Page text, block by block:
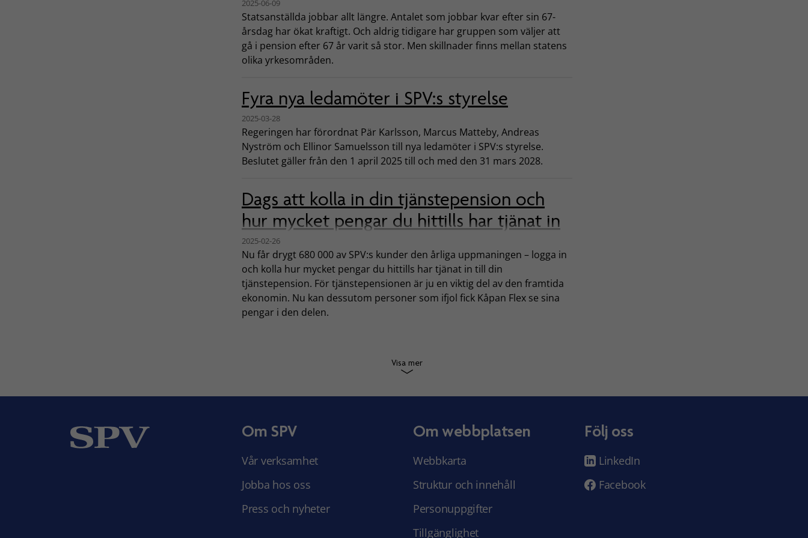
2025-06-09
Statsanställda jobbar allt längre. Antalet som jobbar kvar efter sin 67-
årsdag har ökat kraftigt. Och aldrig tidigare har gruppen som väljer att
gå i pension efter 67 år varit så stor. Men skillnader finns mellan statens
olika yrkesområden.
Fyra nya ledamöter i SPV:s styrelse
2025-03-28
Regeringen har förordnat Pär Karlsson, Marcus Matteby, Andreas
Nyström och Ellinor Samuelsson till nya ledamöter i SPV:s styrelse.
Beslutet gäller från den 1 april 2025 till och med den 31 mars 2028.
Dags att kolla in din tjänstepension och
hur mycket pengar du hittills har tjänat in
2025-02-26
Nu får drygt 680 000 av SPV:s kunder den årliga uppmaningen – logga in
och kolla hur mycket pengar du hittills har tjänat in till din
tjänstepension. För tjänstepensionen är ju en viktig del av den framtida
ekonomin. Nu kan dessutom personer som ifjol fick Kåpan Flex se sina
pengar i den delen.
Visa mer
Om SPV
Vår verksamhet
Jobba hos oss
Press och nyheter
Om webbplatsen
Webbkarta
Struktur och innehåll
Personuppgifter
Tillgänglighet
Följ oss
LinkedIn
Facebook